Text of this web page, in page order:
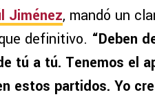
Jiménez, mandó un
definitivo. “Deben
tú a tú. Tenemos el
estos partidos. Yo